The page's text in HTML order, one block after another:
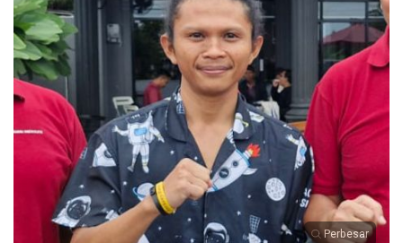
Perbesar